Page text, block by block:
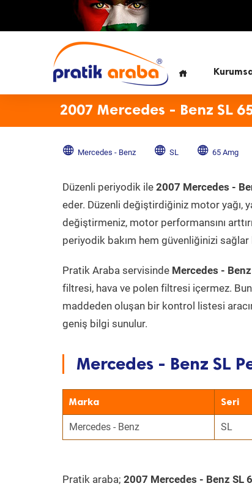
2007 Mercedes - Benz SL
Mercedes - Benz SL 65 Amg
Düzenli periyodik ile 2007 Mercedes -
eder. Düzenli değiştirdiğiniz motor yağı,
değiştirmeniz, motor performansını
periyodik bakım hem güvenliğinizi sağlar
Pratik Araba servisinde Mercedes - Benz
filtresi, hava ve polen filtresi içermez.
maddeden oluşan bir kontrol listesi
geniş bilgi sunulur.
Mercedes - Benz SL
Marka Seri
Mercedes - Benz SL
Pratik araba; 2007 Mercedes - Benz SL